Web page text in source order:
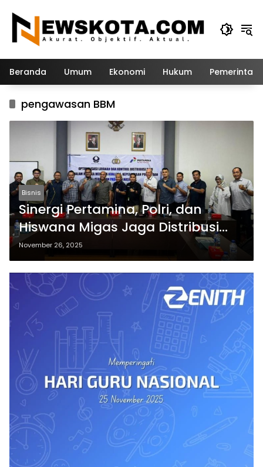
konten
Beranda Umum Ekonomi Hukum
pengawasan BBM
Bisnis
Sinergi Pertamina, Polri, dan
Hiswana Migas Jaga Distribusi
BBM Tertib
November 26, 2025